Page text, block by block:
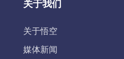
关于我们
关于悟空
媒体新闻